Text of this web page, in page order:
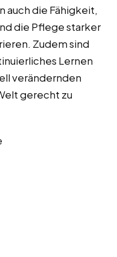
auch die Fähigkeit,
die Pflege starker
Zudem sind
Lernen
verändernden
gerecht zu